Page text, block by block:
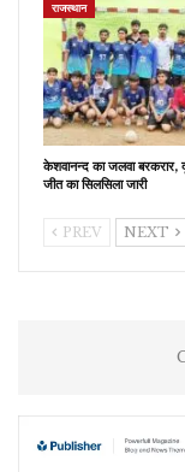
राजस्थान
केशवानन्द का जलवा बरकरार,
जीत का सिलसिला जारी
PREV NEXT